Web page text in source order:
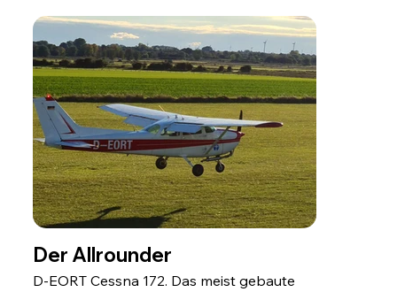
Der Allrounder
D-EORT Cessna 172. Das meist gebaute